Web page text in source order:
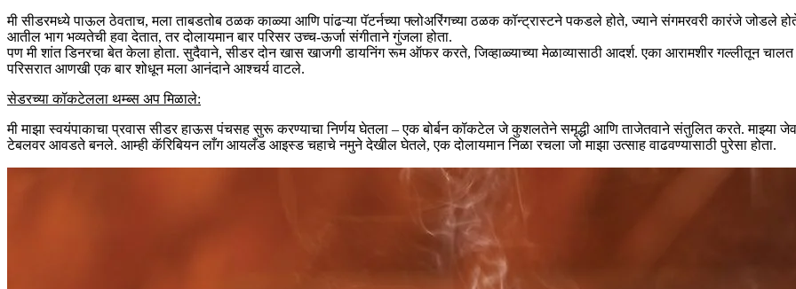
मी सीडरमध्ये पाऊल ठेवताच, मला ताबडतोब ठळक काळ्या आणि पांढऱ्या पॅटर्नच्या फ्लोअरिंगच्या ठळक कॉन्ट्रास्टने पकडले होते, ज्याने संगमरवरी कारंजे जोडले
आतील भाग भव्यतेची हवा देतात, तर दोलायमान बार परिसर उच्च-ऊर्जा संगीताने गुंजला होता.
पण मी शांत डिनरचा बेत केला होता. सुदैवाने, सीडर दोन खास खाजगी डायनिंग रूम ऑफर करते, जिव्हाळ्याच्या मेळाव्यासाठी आदर्श. एका आरामशीर गल्लीतून चालत
परिसरात आणखी एक बार शोधून मला आनंदाने आश्चर्य वाटले.
सेडरच्या कॉकटेलला थम्ब्स अप मिळाले:
मी माझा स्वयंपाकाचा प्रवास सीडर हाऊस पंचसह सुरू करण्याचा निर्णय घेतला – एक बोर्बन कॉकटेल जे कुशलतेने समृद्धी आणि ताजेतवाने संतुलित करते. माझ्या
टेबलवर आवडते बनले. आम्ही कॅरिबियन लाँग आयलँड आइस्ड चहाचे नमुने देखील घेतले, एक दोलायमान निळा रचला जो माझा उत्साह वाढवण्यासाठी पुरेसा होता.